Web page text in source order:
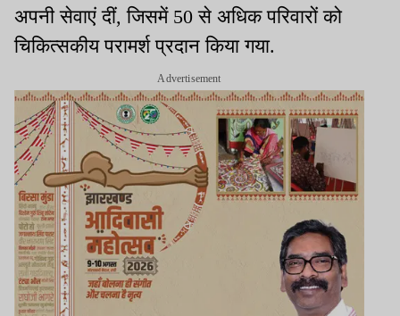
अपनी सेवाएं दीं, जिसमें 50 से अधिक परिवारों को
चिकित्सकीय परामर्श प्रदान किया गया.
Advertisement